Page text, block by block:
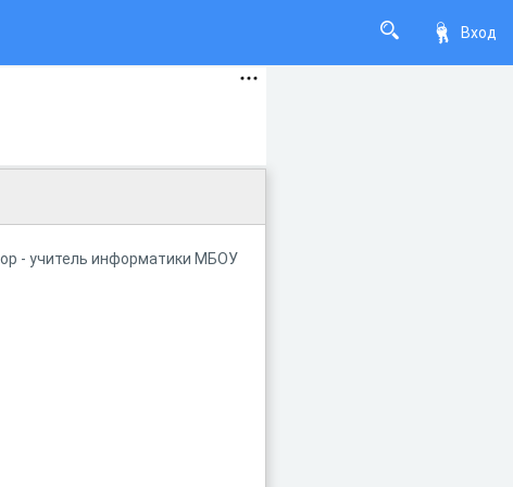
Вход
- учитель информатики МБОУ